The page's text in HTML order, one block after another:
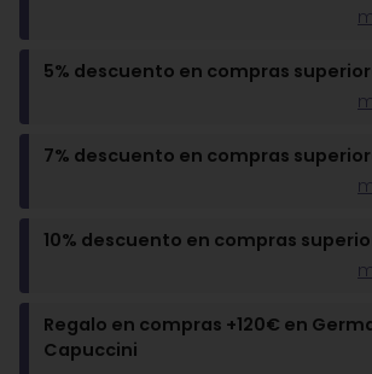
5% descuento en compras
7% descuento en compras
10% descuento en compras
Regalo en compras +120€ en
Capuccini